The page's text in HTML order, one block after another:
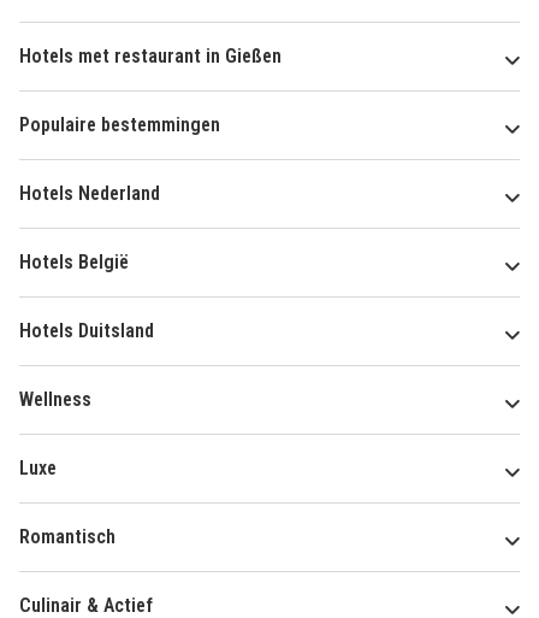
Hotels met restaurant in Gießen
Populaire bestemmingen
Hotels Nederland
Hotels België
Hotels Duitsland
Wellness
Luxe
Romantisch
Culinair & Actief